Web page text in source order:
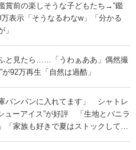
賞前の楽しそうな子どもたち→“鑑
表示「そうなるわなw」「分かる
」
と見たら……「うわぁああ」偶然撮
92万再生「自然は過酷」
パンパンに入れてます」 シャトレ
ューアイス”が好評 「生地とバニラ
「家族も好きで夏はストックして